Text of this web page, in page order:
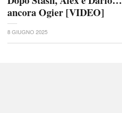
ancora Ogier [VIDEO]
8 GIUGNO 2025